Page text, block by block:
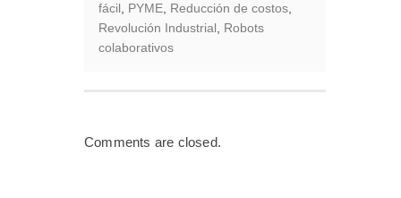
fácil, PYME, Reducción de costos,
Revolución Industrial, Robots
colaborativos
Comments are closed.